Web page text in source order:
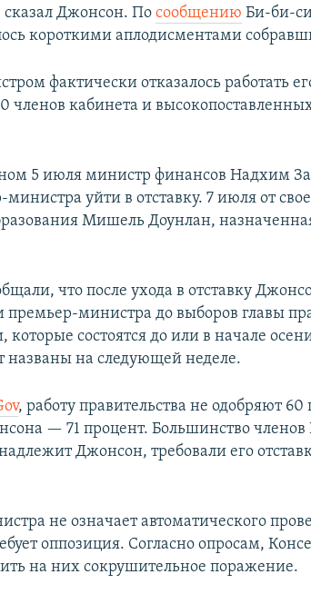
Джонсон. Посообщению Би-би-
короткими аплодисментами
фактически отказалось работать
членов кабинета и
5 июля министр финансов Надхим
уйти в отставку. 7 июля от
Мишель Доунлан,
что после ухода в отставку
премьер-министра до выборов главы
которые состоятся до или в начале
названы на следующей неделе.
, работу правительства не одобряют 60
— 71 процент. Большинство членов
Джонсон, требовали его
не означает автоматического
оппозиция. Согласно опросам,
на них сокрушительное поражение.